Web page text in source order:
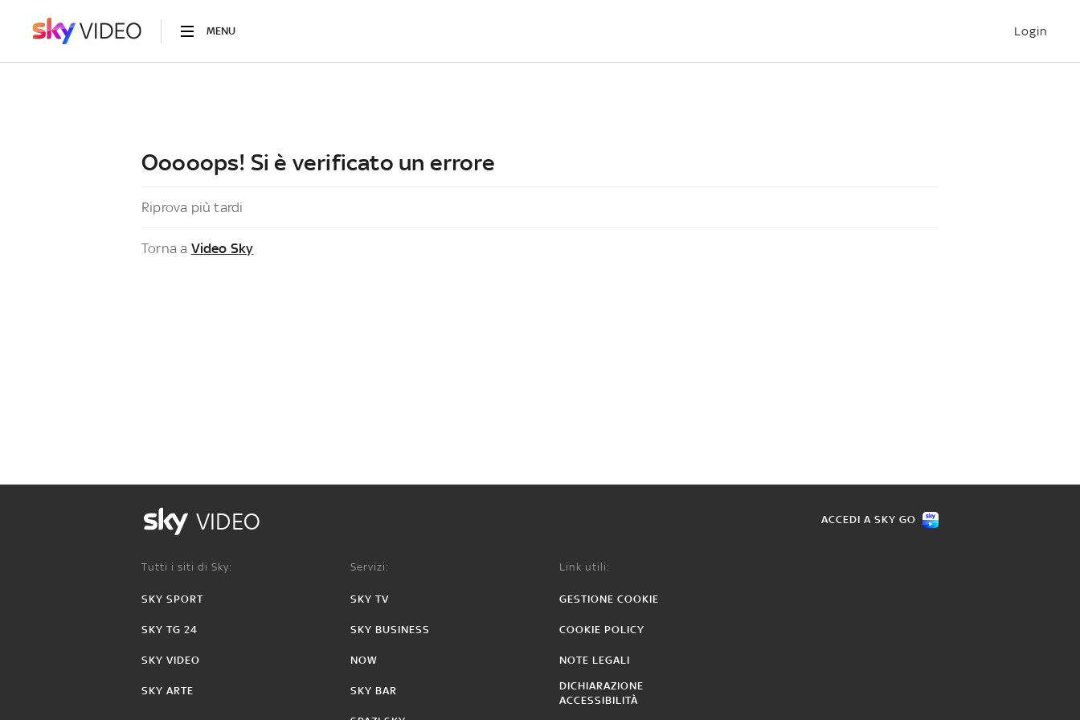
MENU Login
Ooooops! Si è verificato un errore
Riprova più tardi
Torna a Video Sky
VIDEO ACCEDI A SKY GO
Tutti i siti di Sky:
SKY SPORT
SKY TG 24
SKY VIDEO
SKY ARTE
Servizi:
SKY TV
SKY BUSINESS
NOW
SKY BAR
Link utili:
GESTIONE COOKIE
COOKIE POLICY
NOTE LEGALI
DICHIARAZIONE
ACCESSIBILITÀ